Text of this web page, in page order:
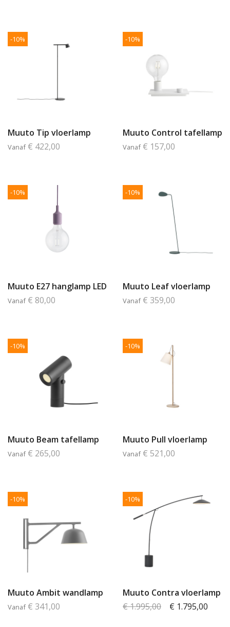
-10%
Muuto Tip vloerlamp
Vanaf € 422,00
-10%
Muuto Control tafellamp
Vanaf € 157,00
-10%
Muuto E27 hanglamp LED
Vanaf € 80,00
-10%
Muuto Leaf vloerlamp
Vanaf € 359,00
-10%
Muuto Beam tafellamp
Vanaf € 265,00
-10%
Muuto Pull vloerlamp
Vanaf € 521,00
-10%
Muuto Ambit wandlamp
Vanaf € 341,00
-10%
Muuto Contra vloerlamp
€ 1.795,00
€ 1.995,00